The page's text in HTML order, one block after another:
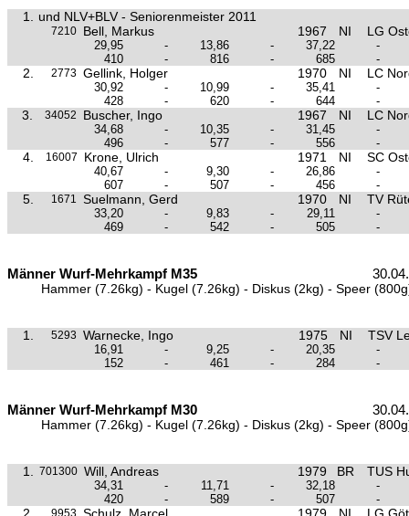
1. und NLV+BLV - Seniorenmeister 2011
7210 Bell, Markus 1967 NI LG
29,95 - 13,86 - 37,22
-
410
- 816 - 685 -
2. 2773 Gellink, Holger 1970 NI LC
30,92 - 10,99 - 35,41
-
428
- 620 - 644 -
3. 34052 Buscher, Ingo 1967 NI LC
34,68 - 10,35 - 31,45
-
496
- 577 - 556 -
4. 16007 Krone, Ulrich 1971 NI SC
40,67 - 9,30 - 26,86
-
607
- 507 - 456 -
5. 1671 Suelmann, Gerd 1970 NI TV
33,20 - 9,83 - 29,11
-
469
- 542 - 505 -
Männer Wurf-Mehrkampf M35
Hammer (7.26kg) - Kugel (7.26kg) - Diskus (2kg) - Speer
1. 5293 Warnecke, Ingo 1975 NI TSV
16,91 - 9,25 - 20,35
-
152
- 461 - 284 -
Männer Wurf-Mehrkampf M30
Hammer (7.26kg) - Kugel (7.26kg) - Diskus (2kg) - Speer
1. 701300 Will, Andreas 1979 BR TUS
34,31 - 11,71 - 32,18
-
420
- 589 - 507 -
9953